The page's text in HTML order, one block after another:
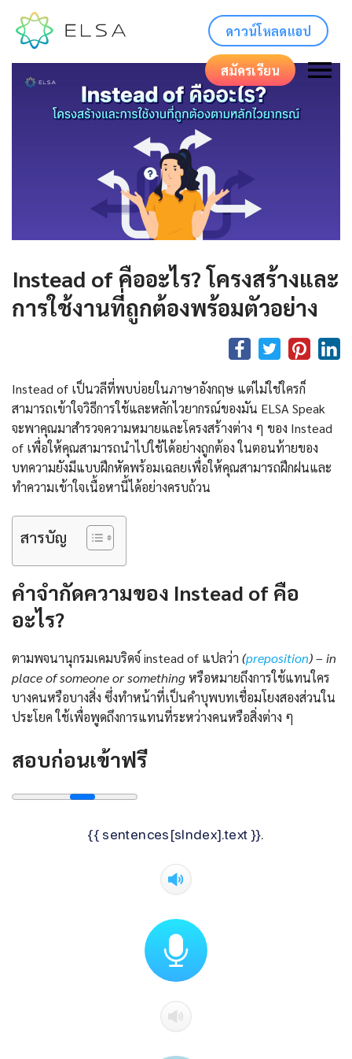
ดาวน์โหลดแอป
สมัครเรียน
Instead of คืออะไร? โครงสร้างและ
การใช้งานที่ถูกต้องพร้อมตัวอย่าง
Instead of เป็นวลีที่พบบ่อยในภาษาอังกฤษ แต่ไม่ใช่ใครก็
สามารถเข้าใจวิธีการใช้และหลักไวยากรณ์ของมัน ELSA Speak
จะพาคุณมาสำรวจความหมายและโครงสร้างต่าง ๆ ของ Instead
of เพื่อให้คุณสามารถนำไปใช้ได้อย่างถูกต้อง ในตอนท้ายของ
บทความยังมีแบบฝึกหัดพร้อมเฉลยเพื่อให้คุณสามารถฝึกฝนและ
ทำความเข้าใจเนื้อหานี้ได้อย่างครบถ้วน
สารบัญ
คำจำกัดความของ Instead of คือ
อะไร?
ตามพจนานุกรมเคมบริดจ์ instead of แปลว่า (preposition) – in
place of someone or somethingหรือหมายถึงการใช้แทนใคร
บางคนหรือบางสิ่ง ซึ่งทำหน้าที่เป็นคำบุพบทเชื่อมโยงสองส่วนใน
ประโยค ใช้เพื่อพูดถึงการแทนที่ระหว่างคนหรือสิ่งต่าง ๆ
สอบก่อนเข้าฟรี
{{ sentences[sIndex].text }}.